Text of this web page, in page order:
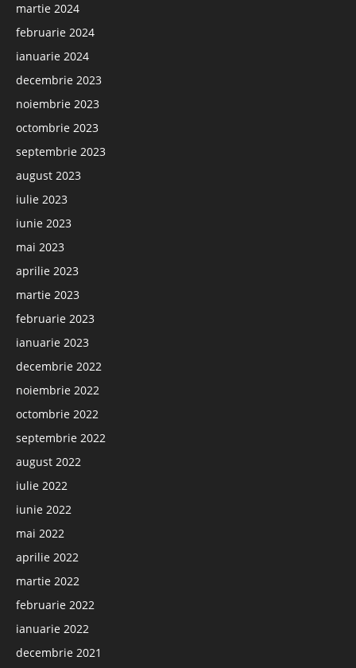
martie 2024
februarie 2024
ianuarie 2024
decembrie 2023
noiembrie 2023
octombrie 2023
septembrie 2023
august 2023
iulie 2023
iunie 2023
mai 2023
aprilie 2023
martie 2023
februarie 2023
ianuarie 2023
decembrie 2022
noiembrie 2022
octombrie 2022
septembrie 2022
august 2022
iulie 2022
iunie 2022
mai 2022
aprilie 2022
martie 2022
februarie 2022
ianuarie 2022
decembrie 2021